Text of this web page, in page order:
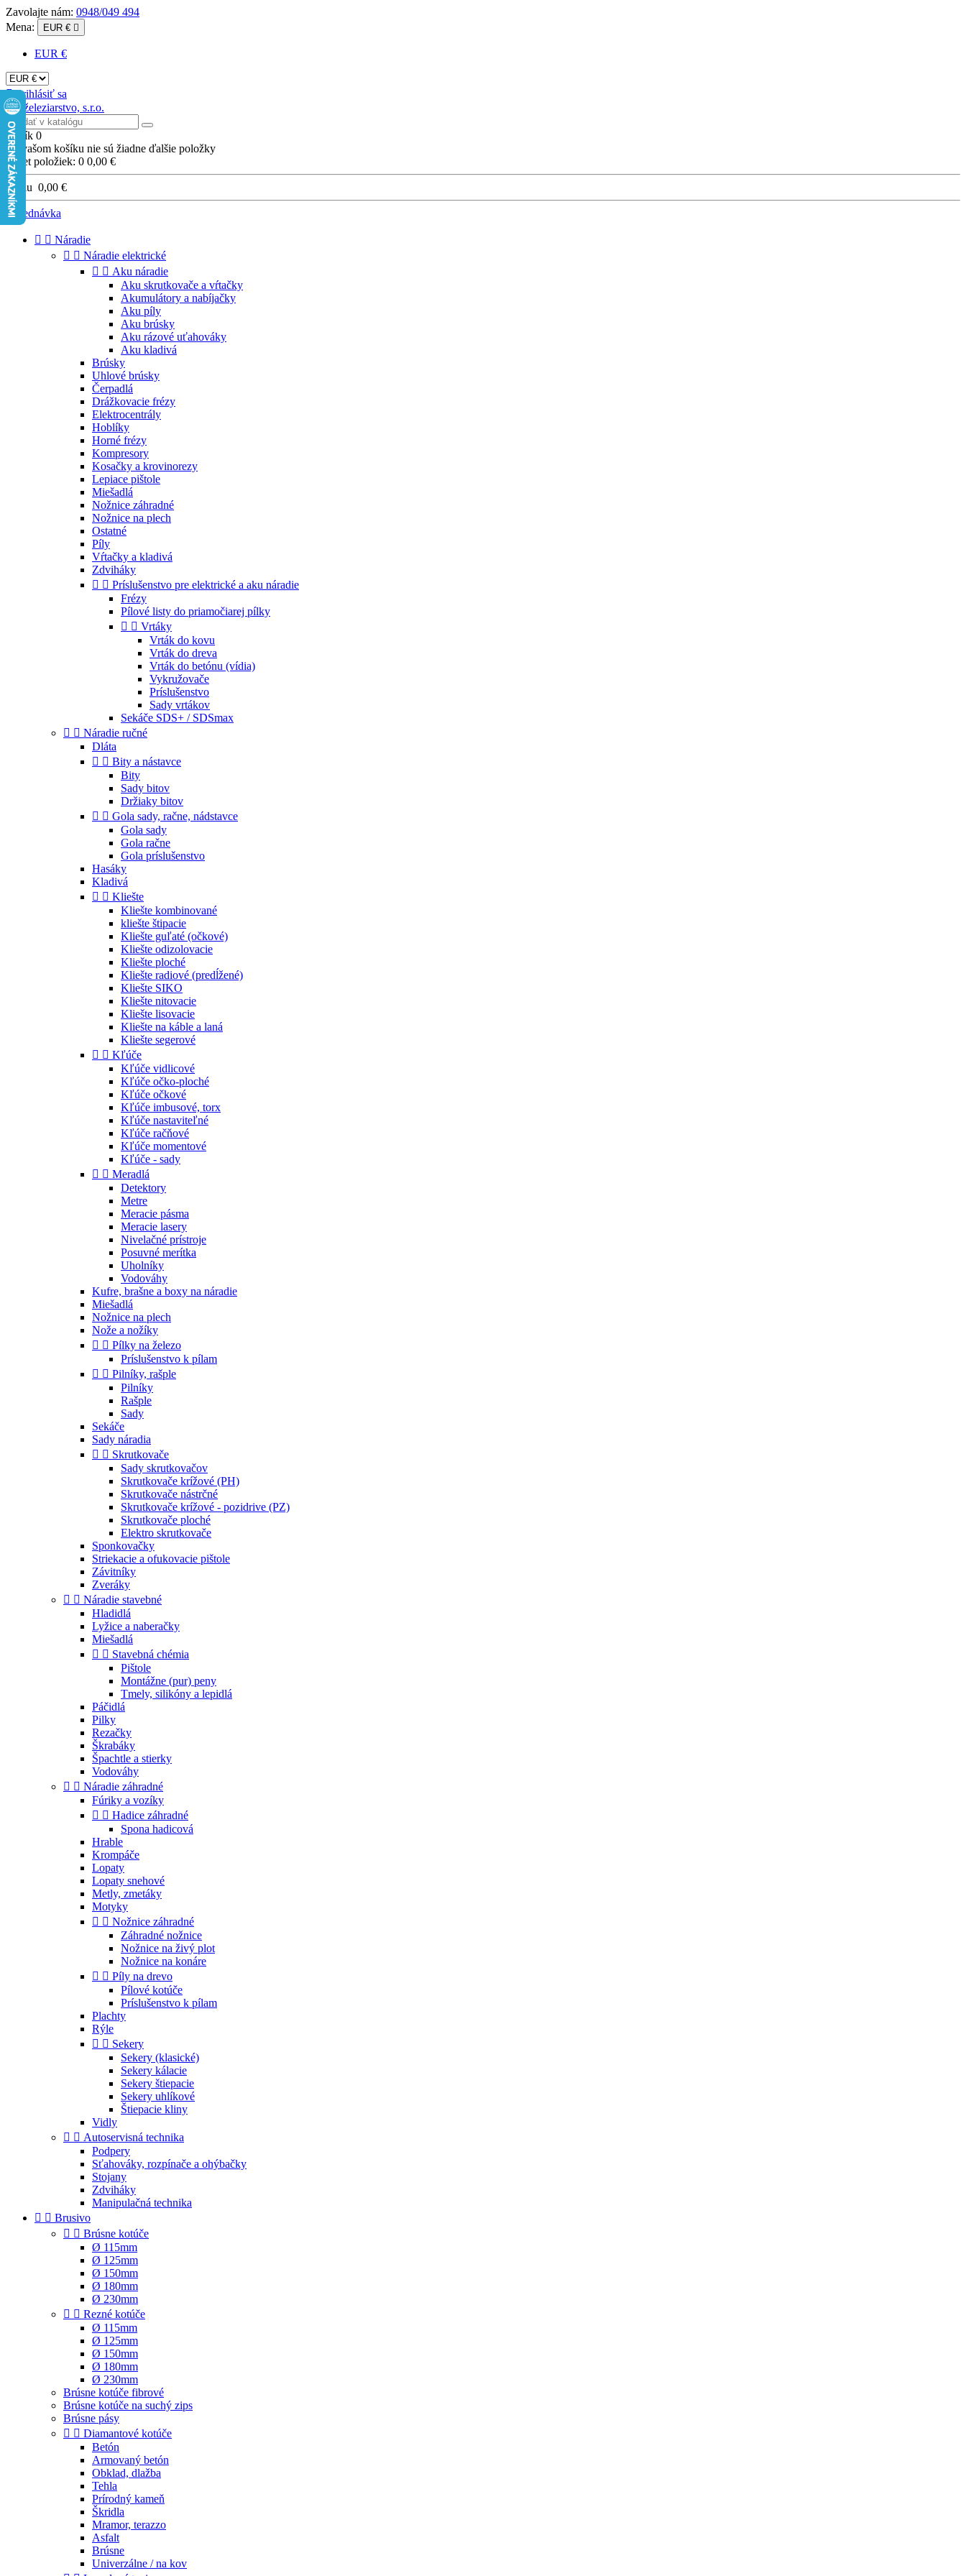
Zavolajte nám: 0948/049 494
Mena:
EUR € 
EUR €
 Prihlásiť sa
Košík 0
Vo vašom košíku nie sú žiadne ďalšie položky
Počet položiek: 0 0,00 €
Spolu 0,00 €
Objednávka
  Náradie
  Náradie elektrické
  Aku náradie
Aku skrutkovače a vŕtačky
Akumulátory a nabíjačky
Aku píly
Aku brúsky
Aku rázové uťahováky
Aku kladivá
Brúsky
Uhlové brúsky
Čerpadlá
Drážkovacie frézy
Elektrocentrály
Hoblíky
Horné frézy
Kompresory
Kosačky a krovinorezy
Lepiace pištole
Miešadlá
Nožnice záhradné
Nožnice na plech
Ostatné
Píly
Vŕtačky a kladivá
Zdviháky
  Príslušenstvo pre elektrické a aku náradie
Frézy
Pílové listy do priamočiarej pílky
  Vrtáky
Vrták do kovu
Vrták do dreva
Vrták do betónu (vídia)
Vykružovače
Príslušenstvo
Sady vrtákov
Sekáče SDS+ / SDSmax
  Náradie ručné
Dláta
  Bity a nástavce
Bity
Sady bitov
Držiaky bitov
  Gola sady, račne, nádstavce
Gola sady
Gola račne
Gola príslušenstvo
Hasáky
Kladivá
  Kliešte
Kliešte kombinované
kliešte štipacie
Kliešte guľaté (očkové)
Kliešte odizolovacie
Kliešte ploché
Kliešte radiové (predĺžené)
Kliešte SIKO
Kliešte nitovacie
Kliešte lisovacie
Kliešte na káble a laná
Kliešte segerové
  Kľúče
Kľúče vidlicové
Kľúče očko-ploché
Kľúče očkové
Kľúče imbusové, torx
Kľúče nastaviteľné
Kľúče račňové
Kľúče momentové
Kľúče - sady
  Meradlá
Detektory
Metre
Meracie pásma
Meracie lasery
Nivelačné prístroje
Posuvné merítka
Uholníky
Vodováhy
Kufre, brašne a boxy na náradie
Miešadlá
Nožnice na plech
Nože a nožíky
  Pílky na železo
Príslušenstvo k pílam
  Pilníky, rašple
Pilníky
Rašple
Sady
Sekáče
Sady náradia
  Skrutkovače
Sady skrutkovačov
Skrutkovače krížové (PH)
Skrutkovače nástrčné
Skrutkovače krížové - pozidrive (PZ)
Skrutkovače ploché
Elektro skrutkovače
Sponkovačky
Striekacie a ofukovacie pištole
Závitníky
Zveráky
  Náradie stavebné
Hladidlá
Lyžice a naberačky
Miešadlá
  Stavebná chémia
Pištole
Montážne (pur) peny
Tmely, silikóny a lepidlá
Páčidlá
Pilky
Rezačky
Škrabáky
Špachtle a stierky
Vodováhy
  Náradie záhradné
Fúriky a vozíky
  Hadice záhradné
Spona hadicová
Hrable
Krompáče
Lopaty
Lopaty snehové
Metly, zmetáky
Motyky
  Nožnice záhradné
Záhradné nožnice
Nožnice na živý plot
Nožnice na konáre
  Píly na drevo
Pílové kotúče
Príslušenstvo k pílam
Plachty
Rýle
  Sekery
Sekery (klasické)
Sekery kálacie
Sekery štiepacie
Sekery uhlíkové
Štiepacie kliny
Vidly
  Autoservisná technika
Podpery
Sťahováky, rozpínače a ohýbačky
Stojany
Zdviháky
Manipulačná technika
  Brusivo
  Brúsne kotúče
Ø 115mm
Ø 125mm
Ø 150mm
Ø 180mm
Ø 230mm
  Rezné kotúče
Ø 115mm
Ø 125mm
Ø 150mm
Ø 180mm
Ø 230mm
Brúsne kotúče fibrové
Brúsne kotúče na suchý zips
Brúsne pásy
  Diamantové kotúče
Betón
Armovaný betón
Obklad, dlažba
Tehla
Prírodný kameň
Škridla
Mramor, terazzo
Asfalt
Brúsne
Univerzálne / na kov